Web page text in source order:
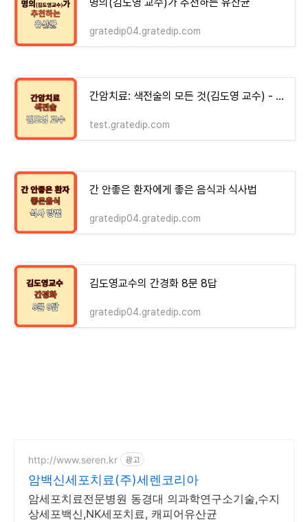
gratedip04.gratedip.com
간암치료: 색전술의 모든 것(김도영 교수) - money-health
test.gratedip.com
간 안좋은 환자에게 좋은 음식과 식사법
gratedip04.gratedip.com
김도영교수의 간경화 8문 8답
gratedip04.gratedip.com
http://www.seren.kr 광고
암백신세포치료(주)세렌코리아
암세포치료전문병원 동경대 의과학연구소기술,수지
상세포백신,NK세포치료, 캐피어유산균